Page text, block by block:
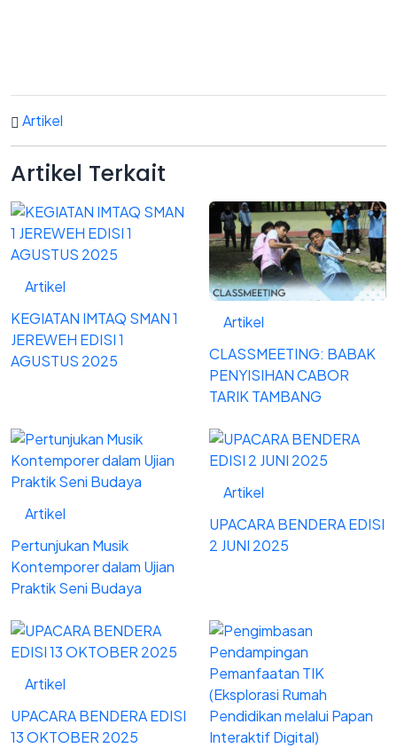
Artikel
Artikel Terkait
Artikel
KEGIATAN IMTAQ SMAN 1
JEREWEH EDISI 1
AGUSTUS 2025
Artikel
CLASSMEETING: BABAK
PENYISIHAN CABOR
TARIK TAMBANG
Artikel
Pertunjukan Musik
Kontemporer dalam Ujian
Praktik Seni Budaya
Artikel
UPACARA BENDERA EDISI
2 JUNI 2025
Artikel
UPACARA BENDERA EDISI
13 OKTOBER 2025